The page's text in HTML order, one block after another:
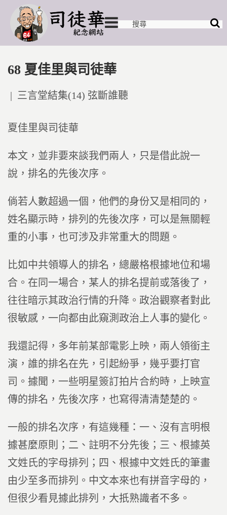
68 夏佳里與司徒華
Posted
三言堂結集(14) 弦斷誰聽
夏佳里與司徒華
本文，並非要來談我們兩人，只是借此說一
說，排名的先後次序。
倘若人數超過一個，他們的身份又是相同的，
姓名顯示時，排列的先後次序，可以是無關輕
重的小事，也可涉及非常重大的問題。
比如中共領導人的排名，總嚴格根據地位和場
合。在同一場合，某人的排名提前或落後了，
往往暗示其政治行情的升降。政治觀察者對此
很敏感，一向都由此窺測政治上人事的變化。
我還記得，多年前某部電影上映，兩人領銜主
演，誰的排名在先，引起紛爭，幾乎要打官
司。據聞，一些明星簽訂拍片合約時，上映宣
傳的排名，先後次序，也寫得清清楚楚的。
一般的排名次序，有這幾種：一、沒有言明根
據甚麼原則；二、註明不分先後；三、根據英
文姓氏的字母排列；四、根據中文姓氏的筆畫
由少至多而排列。中文本來也有拼音字母的，
但很少看見據此排列，大扺熟識者不多。